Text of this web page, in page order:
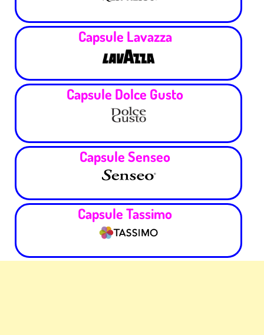
Capsule Lavazza
Capsule Dolce Gusto
Capsule Senseo
Capsule Tassimo